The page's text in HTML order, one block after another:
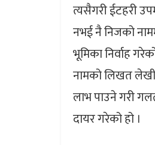
त्यसैगरी ईटहरी
नभई नै निजको
भूमिका निर्वाह
नामको लिखत लेखी
लाभ पाउने गरी
दायर गरेको हो ।